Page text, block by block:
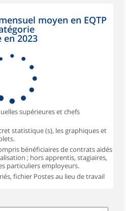
moyen en EQTP
2023
supérieures et chefs
statistique (s), les graphiques et
bénéficiaires de contrats aidés
; hors apprentis, stagiaires,
particuliers employeurs.
fichier Postes au lieu de travail